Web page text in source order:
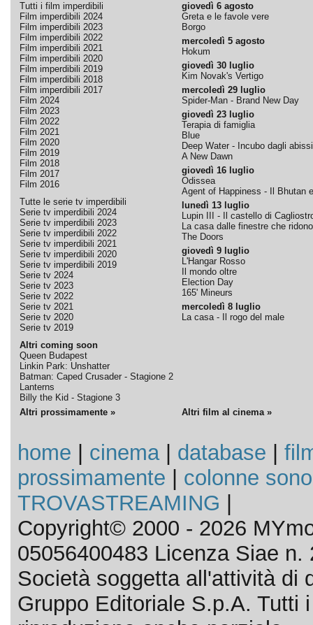
Tutti i film imperdibili
Film imperdibili 2024
Film imperdibili 2023
Film imperdibili 2022
Film imperdibili 2021
Film imperdibili 2020
Film imperdibili 2019
Film imperdibili 2018
Film imperdibili 2017
Film 2024
Film 2023
Film 2022
Film 2021
Film 2020
Film 2019
Film 2018
Film 2017
Film 2016
Tutte le serie tv imperdibili
Serie tv imperdibili 2024
Serie tv imperdibili 2023
Serie tv imperdibili 2022
Serie tv imperdibili 2021
Serie tv imperdibili 2020
Serie tv imperdibili 2019
Serie tv 2024
Serie tv 2023
Serie tv 2022
Serie tv 2021
Serie tv 2020
Serie tv 2019
Altri coming soon
Queen Budapest
Linkin Park: Unshatter
Batman: Caped Crusader - Stagione 2
Lanterns
Billy the Kid - Stagione 3
giovedì 6 agosto
Greta e le favole vere
Borgo
mercoledì 5 agosto
Hokum
giovedì 30 luglio
Kim Novak's Vertigo
mercoledì 29 luglio
Spider-Man - Brand New Day
giovedì 23 luglio
Terapia di famiglia
Blue
Deep Water - Incubo dagli abissi
A New Dawn
giovedì 16 luglio
Odissea
Agent of Happiness - Il Bhutan
lunedì 13 luglio
Lupin III - Il castello di
La casa dalle finestre che ridono
The Doors
giovedì 9 luglio
L'Hangar Rosso
Il mondo oltre
Election Day
165' Mineurs
mercoledì 8 luglio
La casa - Il rogo del male
Altri prossimamente » Altri film al cinema »
home cinema| database
prossimamente
colonne
TROVASTREAMING
Copyright© 2000 - 2026
05056400483 Licenza Siae n.
Società soggetta all'attività di
Gruppo Editoriale S.p.A. Tutti